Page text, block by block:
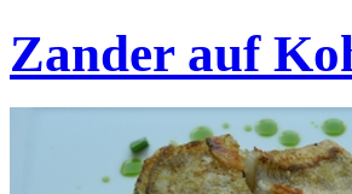
Zander auf